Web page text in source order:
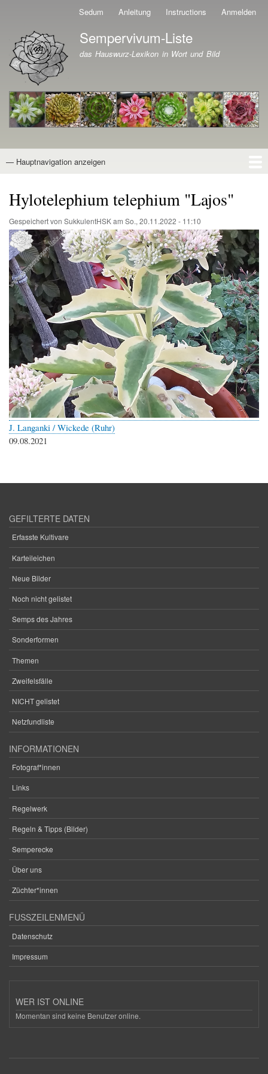
Direkt
zum
Inhalt
Sedum Anleitung Instructions Anmelden
Branding der Website
Sempervivum-Liste
das Hauswurz-Lexikon in Wort und Bild
Hauptnavigation
— Hauptnavigation anzeigen
Hylotelephium telephium "Lajos"
Gespeichert von SukkulentHSKam So., 20.11.2022 - 11:10
J. Langanki / Wickede (Ruhr)
09.08.2021
GEFILTERTE DATEN
Erfasste Kultivare
Karteileichen
Neue Bilder
Noch nicht gelistet
Semps des Jahres
Sonderformen
Themen
Zweifelsfälle
NICHT gelistet
Netzfundliste
INFORMATIONEN
Fotograf*innen
Links
Regelwerk
Regeln & Tipps (Bilder)
Semperecke
Über uns
Züchter*innen
FUSSZEILENMENÜ
Datenschutz
Impressum
WER IST ONLINE
Momentan sind keine Benutzer online.